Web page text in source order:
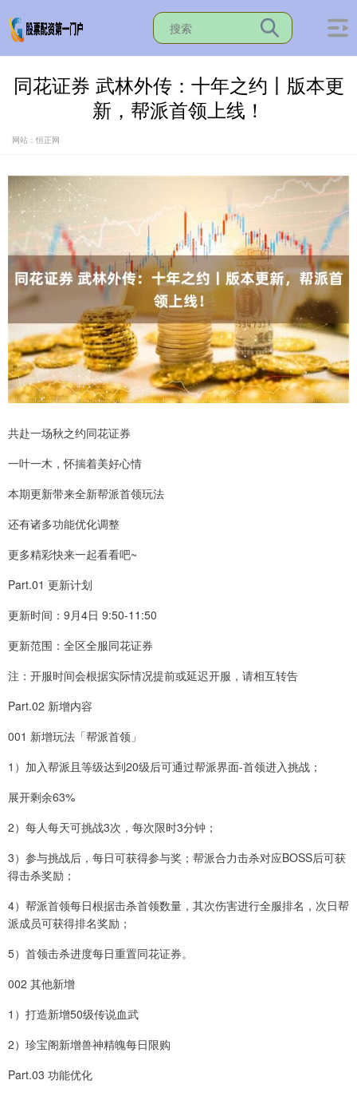
同花证券 武林外传：十年之约丨版本更
新，帮派首领上线！
网站：恒正网
共赴一场秋之约同花证券
一叶一木，怀揣着美好心情
本期更新带来全新帮派首领玩法
还有诸多功能优化调整
更多精彩快来一起看看吧~
Part.01 更新计划
更新时间：9月4日 9:50-11:50
更新范围：全区全服同花证券
注：开服时间会根据实际情况提前或延迟开服，请相互转告
Part.02 新增内容
001 新增玩法「帮派首领」
1）加入帮派且等级达到20级后可通过帮派界面-首领进入挑战；
展开剩余63%
2）每人每天可挑战3次，每次限时3分钟；
3）参与挑战后，每日可获得参与奖；帮派合力击杀对应BOSS后可获
得击杀奖励；
4）帮派首领每日根据击杀首领数量，其次伤害进行全服排名，次日帮
派成员可获得排名奖励；
5）首领击杀进度每日重置同花证券。
002 其他新增
1）打造新增50级传说血武
2）珍宝阁新增兽神精魄每日限购
Part.03 功能优化